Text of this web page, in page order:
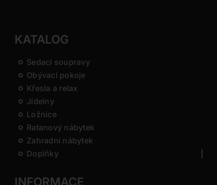
KATALOG
Sedací soupravy
Obývací pokoje
Křesla a relax
Jídelny
Ložnice
Ratanový nábytek
Zahradní nábytek
Doplňky
INFORMACE